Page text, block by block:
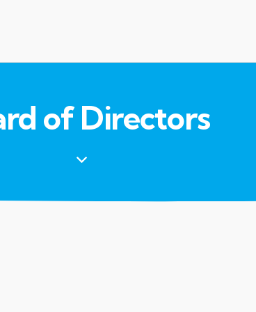
of Directors